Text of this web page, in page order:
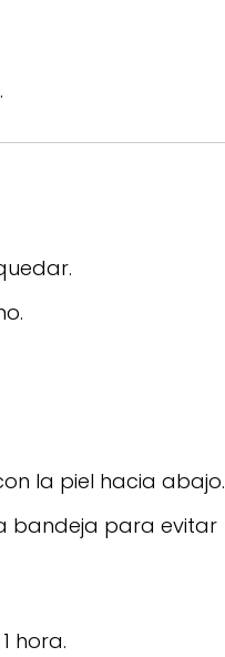
la piel hacia abajo.
bandeja para evitar
hora.